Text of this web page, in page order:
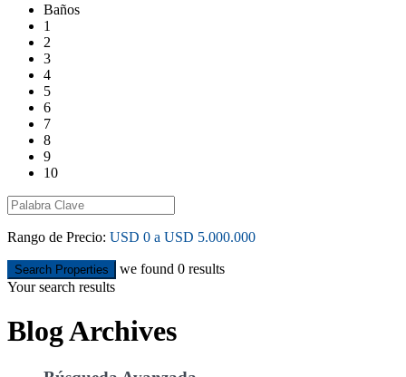
Baños
1
2
3
4
5
6
7
8
9
10
Rango de Precio: USD 0 a USD 5.000.000
Search Properties we found 0 results
Your search results
Blog Archives